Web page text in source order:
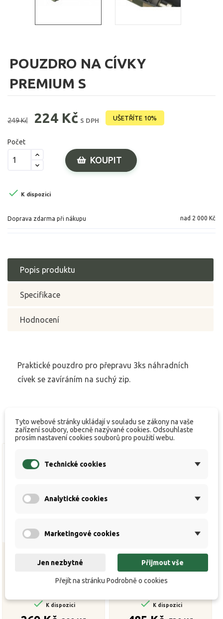
POUZDRO NA CÍVKY
PREMIUM S
249 Kč 224 Kč S DPH UŠETŘÍTE 10%
Počet
KOUPIT
 K dispozici
Doprava zdarma při nákupu nad 2 000 Kč
Popis produktu
Specifikace
Hodnocení
Praktické pouzdro pro přepravu 3ks náhradních
cívek se zavíráním na suchý zip.
Nepromokavé pouzdro
pro podběrák
 K dispozici
ZFISH Aquacore Taška na
Křeslo
 K dispozici
Tyto webové stránky ukládají v souladu se zákony na vaše
zařízení soubory, obecně nazývané cookies. Odsouhlaste
prosím nastavení cookies souborů pro použití webu.
Technické cookies
Analytické cookies
Marketingové cookies
Jen nezbytné Přijmout vše
Přejít na stránku Podrobně o cookies